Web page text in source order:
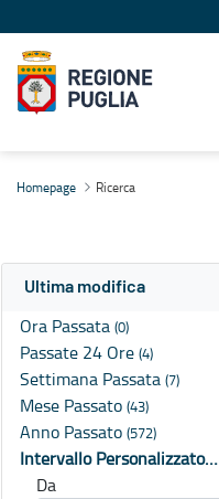
Homepage Ricerca
Ultima modifica
Ora Passata (0)
Passate 24 Ore (4)
Settimana Passata (7)
Mese Passato (43)
Anno Passato (572)
Intervallo Personalizzato…
Da